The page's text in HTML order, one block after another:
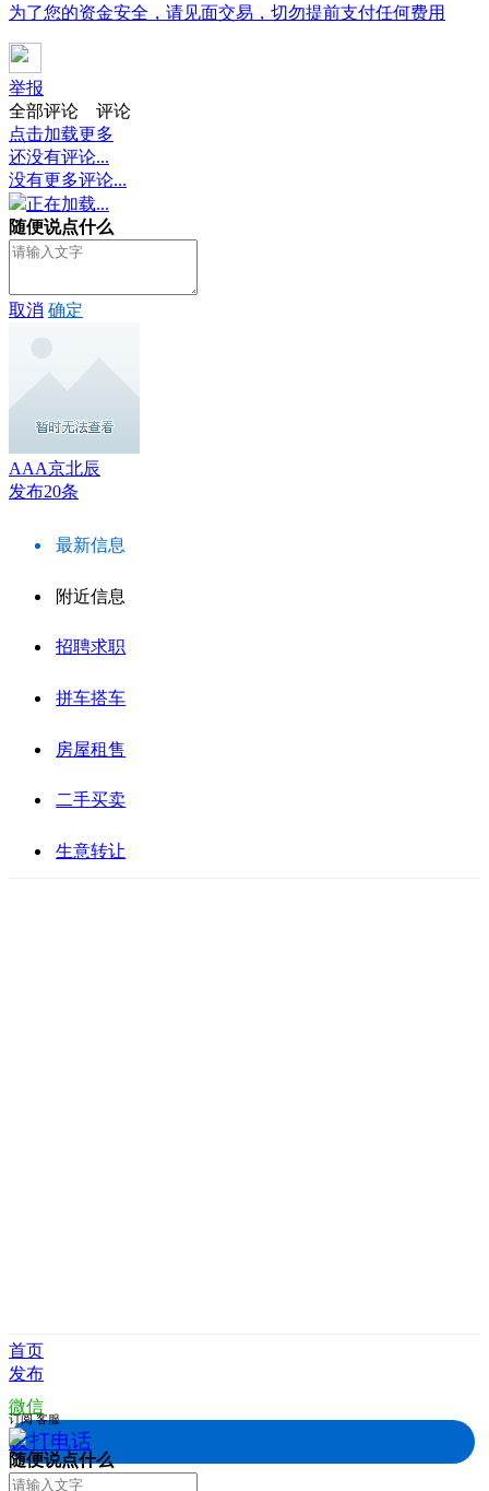
为了您的资金安全，请见面交易，切勿提前支付任何费用
举报
全部评论
评论
点击加载更多
还没有评论...
没有更多评论...
正在加载...
随便说点什么
取消 确定
AAA京北辰
发布20条
最新信息
附近信息
招聘求职
拼车搭车
房屋租售
二手买卖
生意转让
首页
发布
微信
拨打电话
订阅 客服
随便说点什么